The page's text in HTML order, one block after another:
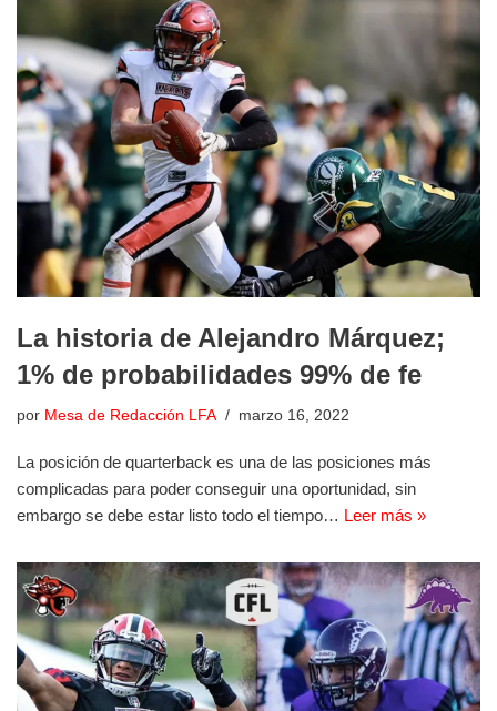
La historia de Alejandro Márquez;
1% de probabilidades 99% de fe
por Mesa de Redacción LFA marzo 16, 2022
La posición de quarterback es una de las posiciones más
complicadas para poder conseguir una oportunidad, sin
embargo se debe estar listo todo el tiempo… Leer más »